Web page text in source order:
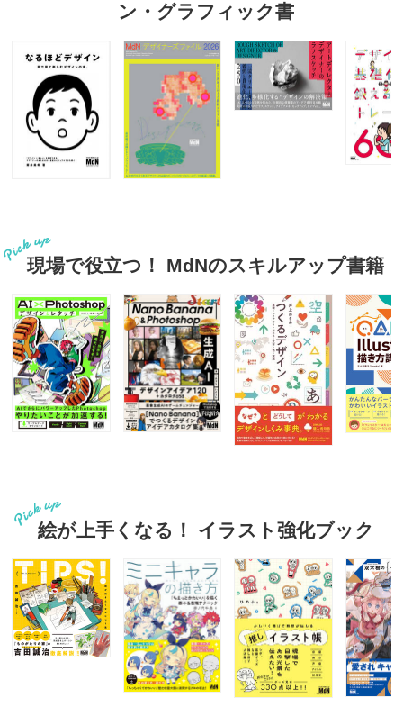
ン・グラフィック書
現場で役立つ！ MdNのスキルアップ書籍
絵が上手くなる！ イラスト強化ブック